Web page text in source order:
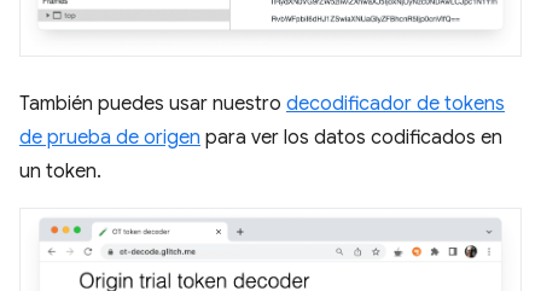
También puedes usar nuestro decodificador de tokens
de prueba de origen para ver los datos codificados en
un token.